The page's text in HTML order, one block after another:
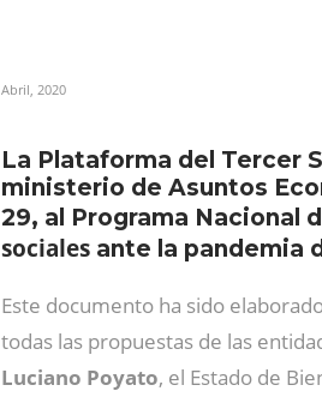
Abril, 2020
La Plataforma del Tercer
ministerio de Asuntos
29, al Programa Nacional
sociales ante la pandemia
Este documento ha sido
todas las propuestas de las
Luciano Poyato, el Estado de